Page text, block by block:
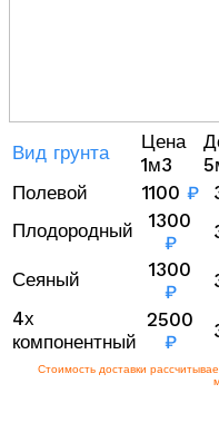
Вид грунта
Цена
1м3
Полевой
1100 ₽
Плодородный
1300
₽
Сеяный
1300
₽
4х
компонентный
2500
₽
Стоимость доставки